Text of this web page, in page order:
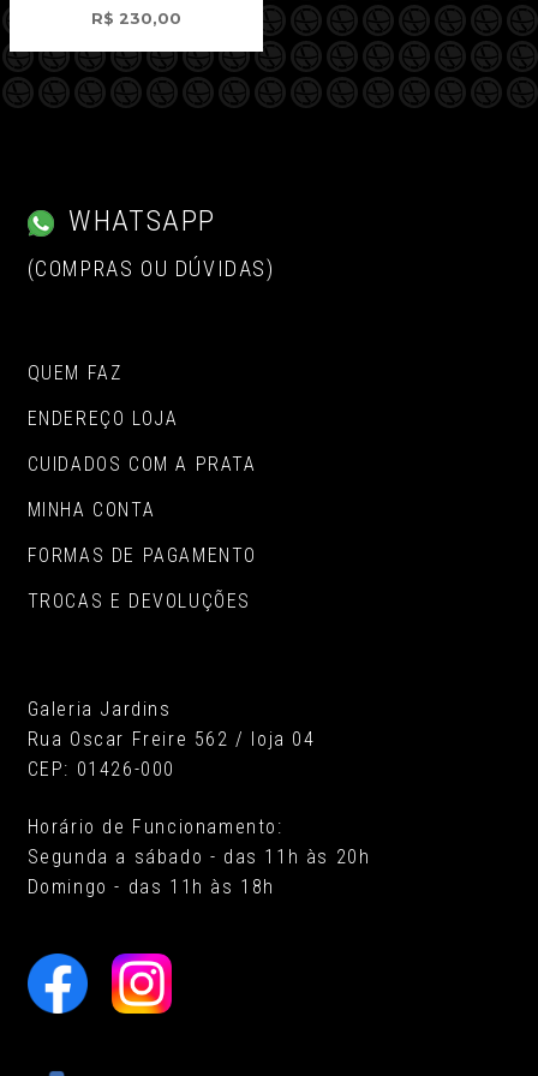
R$ 230,00
WHATSAPP
(COMPRAS OU DÚVIDAS)
QUEM FAZ
ENDEREÇO LOJA
CUIDADOS COM A PRATA
MINHA CONTA
FORMAS DE PAGAMENTO
TROCAS E DEVOLUÇÕES
Galeria Jardins
Rua Oscar Freire 562 / loja 04
CEP: 01426-000
Horário de Funcionamento:
Segunda a sábado - das 11h às 20h
Domingo - das 11h às 18h